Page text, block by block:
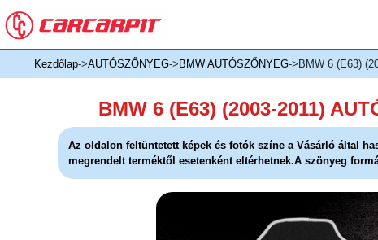
Kezdőlap->AUTÓSZŐNYEG-> BMW AUTÓSZŐNYEG->BMW 6 (E63)
BMW 6 (E63) (2003-2011)
Az oldalon feltüntetett képek és fotók színe a Vásárló által
megrendelt terméktől esetenként eltérhetnek.A szönyeg